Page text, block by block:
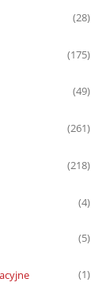
(28)
(175)
(49)
(261)
(218)
(4)
(5)
(1)